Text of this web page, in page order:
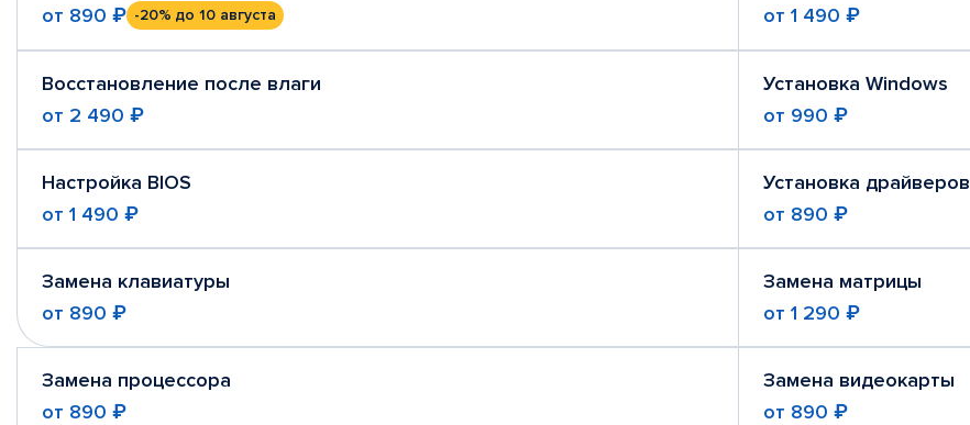
от 890 ₽ -20% до 10 августа
от 1 490 ₽
Восстановление после влаги
от 2 490 ₽
Установка Windows
от 990 ₽
Настройка BIOS
от 1 490 ₽
Установка драйверов
от 890 ₽
Замена клавиатуры
от 890 ₽
Замена матрицы
от 1 290 ₽
Замена процессора
от 890 ₽
Замена видеокарты
от 890 ₽